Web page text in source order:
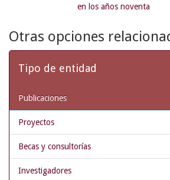
en los años noventa
Otras opciones
Tipo de entidad
Publicaciones
Proyectos
Becas y consultorías
Investigadores